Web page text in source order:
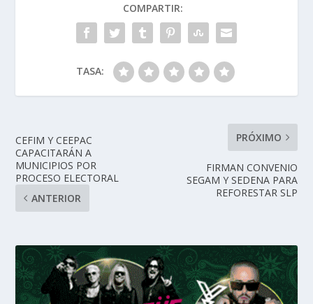
COMPARTIR:
TASA:
CEFIM Y CEEPAC
CAPACITARÁN A
MUNICIPIOS POR
PROCESO ELECTORAL
ANTERIOR
PRÓXIMO
FIRMAN CONVENIO
SEGAM Y SEDENA PARA
REFORESTAR SLP